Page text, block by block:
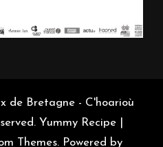
de Bretagne - C'hoarioù
Yummy Recipe |
Themes. Powered by